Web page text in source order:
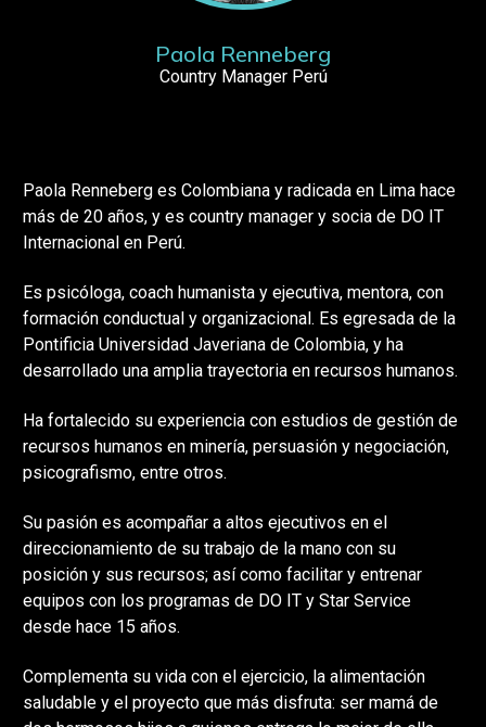
Paola Renneberg
Country Manager Perú
Paola Renneberg es Colombiana y radicada en Lima hace
más de 20 años, y es country manager y socia de DO IT
Internacional en Perú.
Es psicóloga, coach humanista y ejecutiva, mentora, con
formación conductual y organizacional. Es egresada de la
Pontificia Universidad Javeriana de Colombia, y ha
desarrollado una amplia trayectoria en recursos humanos.
Ha fortalecido su experiencia con estudios de gestión de
recursos humanos en minería, persuasión y negociación,
psicografismo, entre otros.
Su pasión es acompañar a altos ejecutivos en el
direccionamiento de su trabajo de la mano con su
posición y sus recursos; así como facilitar y entrenar
equipos con los programas de DO IT y Star Service
desde hace 15 años.
Complementa su vida con el ejercicio, la alimentación
saludable y el proyecto que más disfruta: ser mamá de